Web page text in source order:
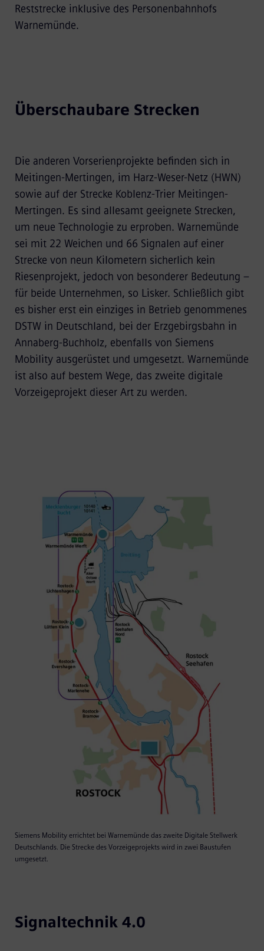
Reststrecke inklusive des Personenbahnhofs
Warnemünde.
Überschaubare Strecken
Die anderen Vorserienprojekte befinden sich in
Meitingen‑Mertingen, im Harz-Weser-Netz (HWN)
sowie auf der Strecke Koblenz-Trier Meitingen-
Mertingen. Es sind allesamt geeignete Strecken,
um neue Technologie zu erproben. Warnemünde
sei mit 22 Weichen und 66 Signalen auf einer
Strecke von neun Kilometern sicherlich kein
Riesenprojekt, jedoch von besonderer Bedeutung –
für beide Unternehmen, so Lisker. Schließlich gibt
es bisher erst ein einziges in Betrieb genommenes
DSTW in Deutschland, bei der Erzgebirgsbahn in
Annaberg-Buchholz, ebenfalls von Siemens
Mobility ausgerüstet und umgesetzt. Warnemünde
ist also auf bestem Wege, das zweite digitale
Vorzeigeprojekt dieser Art zu werden.
Siemens Mobility errichtet bei Warnemünde das zweite Digitale Stellwerk
Deutschlands. Die Strecke des Vorzeigeprojekts wird in zwei Baustufen
umgesetzt.
Signaltechnik 4.0